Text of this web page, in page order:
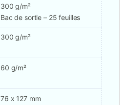
300 g/m²
Bac de sortie – 25 feuilles
300 g/m²
60 g/m²
76 x 127 mm